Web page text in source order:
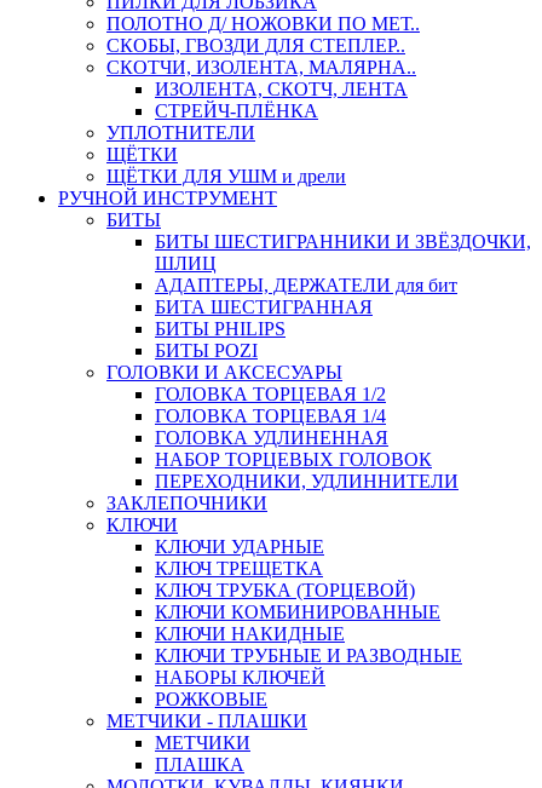
ПОЛОТНО Д/ НОЖОВКИ ПО МЕТ..
СКОБЫ, ГВОЗДИ ДЛЯ СТЕПЛЕР..
СКОТЧИ, ИЗОЛЕНТА, МАЛЯРНА..
ИЗОЛЕНТА, СКОТЧ, ЛЕНТА
СТРЕЙЧ-ПЛЁНКА
УПЛОТНИТЕЛИ
ЩЁТКИ
ЩЁТКИ ДЛЯ УШМ и дрели
РУЧНОЙ ИНСТРУМЕНТ
БИТЫ
БИТЫ ШЕСТИГРАННИКИ И ЗВЁЗДОЧКИ,
ШЛИЦ
АДАПТЕРЫ, ДЕРЖАТЕЛИ для бит
БИТА ШЕСТИГРАННАЯ
БИТЫ PHILIPS
БИТЫ POZI
ГОЛОВКИ И АКСЕСУАРЫ
ГОЛОВКА ТОРЦЕВАЯ 1/2
ГОЛОВКА ТОРЦЕВАЯ 1/4
ГОЛОВКА УДЛИНЕННАЯ
НАБОР ТОРЦЕВЫХ ГОЛОВОК
ПЕРЕХОДНИКИ, УДЛИННИТЕЛИ
ЗАКЛЕПОЧНИКИ
КЛЮЧИ
КЛЮЧИ УДАРНЫЕ
КЛЮЧ ТРЕЩЕТКА
КЛЮЧ ТРУБКА (ТОРЦЕВОЙ)
КЛЮЧИ КОМБИНИРОВАННЫЕ
КЛЮЧИ НАКИДНЫЕ
КЛЮЧИ ТРУБНЫЕ И РАЗВОДНЫЕ
НАБОРЫ КЛЮЧЕЙ
РОЖКОВЫЕ
МЕТЧИКИ - ПЛАШКИ
МЕТЧИКИ
ПЛАШКА